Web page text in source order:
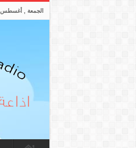
الجمعة , أغسطس 7 2026